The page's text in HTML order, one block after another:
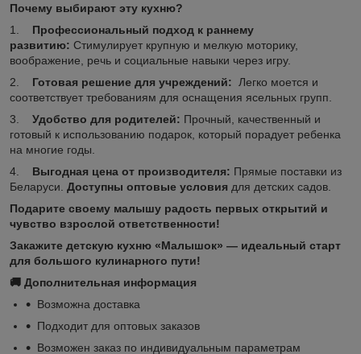
Почему выбирают эту кухню?
1. Профессиональный подход к раннему
развитию: Стимулирует крупную и мелкую моторику,
воображение, речь и социальные навыки через игру.
2. Готовая решение для учреждений: Легко моется и
соответствует требованиям для оснащения ясельных групп.
3. Удобство для родителей: Прочный, качественный и
готовый к использованию подарок, который порадует ребенка
на многие годы.
4. Выгодная цена от производителя: Прямые поставки из
Беларуси. Доступны оптовые условия для детских садов.
Подарите своему малышу радость первых открытий и
чувство взрослой ответственности!
Закажите детскую кухню «Малышок» — идеальный старт
для большого кулинарного пути!
🚚 Дополнительная информация
Возможна доставка
Подходит для оптовых заказов
Возможен заказ по индивидуальным параметрам